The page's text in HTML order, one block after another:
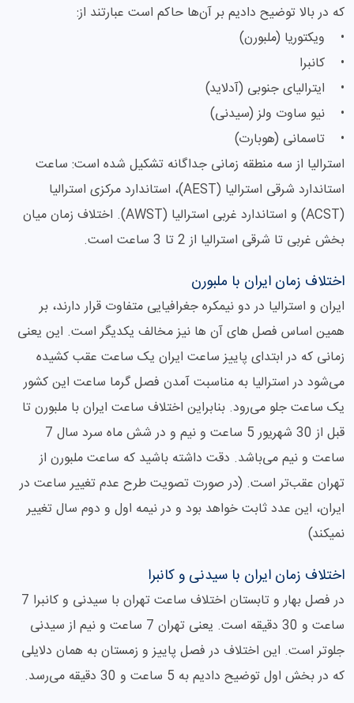
که در بالا توضیح دادیم بر آن‌ها حاکم است عبارتند از:
• ویکتوریا (ملبورن)
• کانبرا
• ایترالیای جنوبی (آدلاید)
• نیو ساوت ولز (سیدنی)
• تاسمانی (هوبارت)
استرالیا از سه منطقه زمانی جداگانه تشکیل شده است: ساعت
استاندارد شرقی استرالیا (AEST)، استاندارد مرکزی استرالیا
(ACST) و استاندارد غربی استرالیا (AWST). اختلاف زمان میان
بخش غربی تا شرقی استرالیا از 2 تا 3 ساعت است.
اختلاف زمان ایران با ملبورن
ایران و استرالیا در دو نیمکره جغرافیایی متفاوت قرار دارند، بر
همین اساس فصل های آن ها نیز مخالف یکدیگر است. این یعنی
زمانی که در ابتدای پاییز ساعت ایران یک ساعت عقب کشیده
می‌شود در استرالیا به مناسبت آمدن فصل گرما ساعت این کشور
یک ساعت جلو می‌رود. بنابراین اختلاف ساعت ایران با ملبورن تا
قبل از 30 شهریور 5 ساعت و نیم و در شش ماه سرد سال 7
ساعت و نیم می‌باشد. دقت داشته باشید که ساعت ملبورن از
تهران عقب‌تر است. (در صورت تصویت طرح عدم تغییر ساعت در
ایران، این عدد ثابت خواهد بود و در نیمه اول و دوم سال تغییر
نمیکند)
اختلاف زمان ایران با سیدنی و کانبرا
در فصل بهار و تابستان اختلاف ساعت تهران با سیدنی و کانبرا 7
ساعت و 30 دقیقه است. یعنی تهران 7 ساعت و نیم از سیدنی
جلوتر است. این اختلاف در فصل پاییز و زمستان به همان دلایلی
که در بخش اول توضیح دادیم به 5 ساعت و 30 دقیقه می‌رسد.